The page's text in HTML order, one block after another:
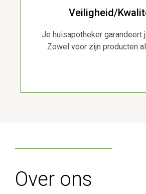
Veiligheid/
Je huisapotheker garandeert
Zowel voor zijn producten
Over ons